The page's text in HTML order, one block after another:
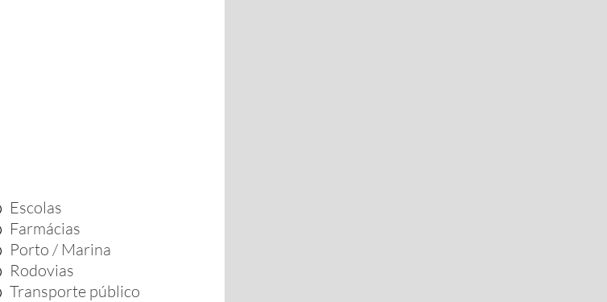
Escolas
Farmácias
Porto / Marina
Rodovias
Transporte público